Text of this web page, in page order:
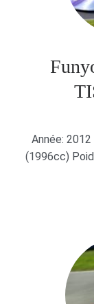
Année:
(1996cc)